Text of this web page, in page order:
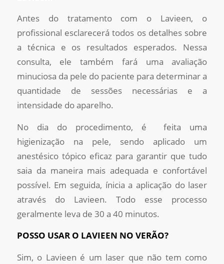
Antes do tratamento com o Lavieen, o
profissional esclarecerá todos os detalhes sobre
a técnica e os resultados esperados. Nessa
consulta, ele também fará uma avaliação
minuciosa da pele do paciente para determinar a
quantidade de sessões necessárias e a
intensidade do aparelho.
No dia do procedimento, é feita uma
higienização na pele, sendo aplicado um
anestésico tópico eficaz para garantir que tudo
saia da maneira mais adequada e confortável
possível. Em seguida, ínicia a aplicação do laser
através do Lavieen. Todo esse processo
geralmente leva de 30 a 40 minutos.
POSSO USAR O LAVIEEN NO VERÃO?
Sim, o Lavieen é um laser que não tem como